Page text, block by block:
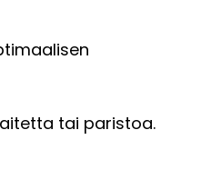
tai paristoa.